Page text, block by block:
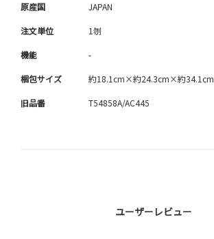
原産国 JAPAN
注文単位 1刎
機能 -
梱包サイズ 約18.1cm×約24.3cm×約34.1cm
旧品番 T54858A/AC445
ユーザーレビュー